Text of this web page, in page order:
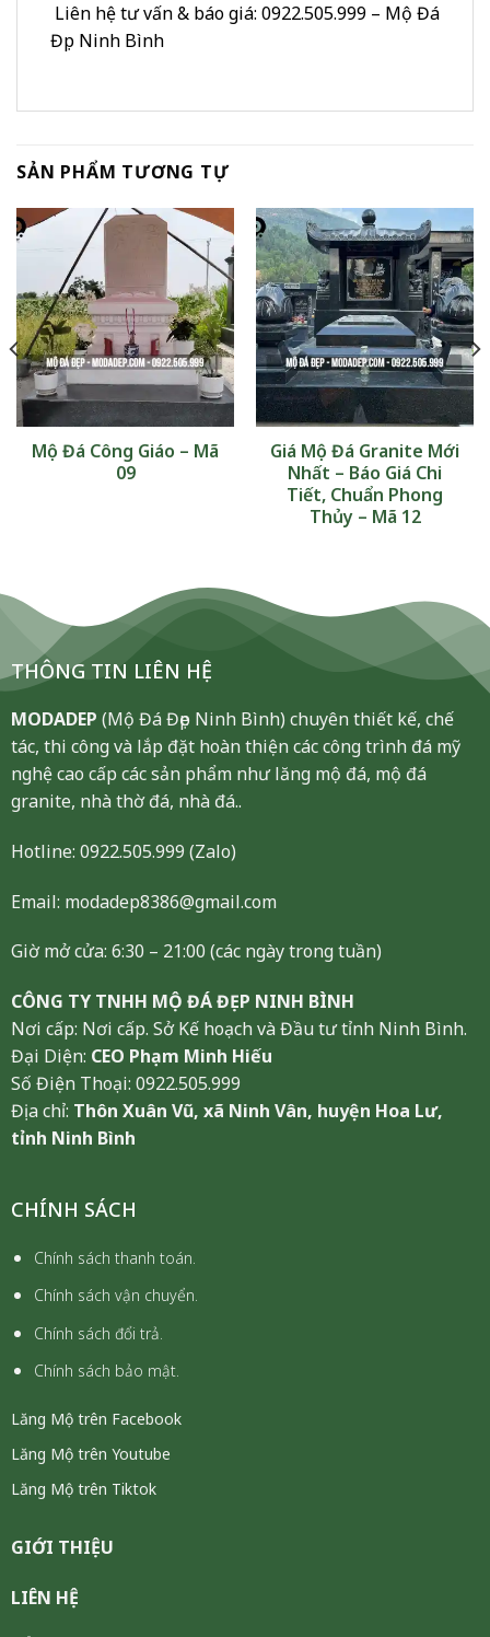
Liên hệ tư vấn & báo giá: 0922.505.999 – Mộ Đá
Đẹp Ninh Bình
SẢN PHẨM TƯƠNG TỰ
Mộ Đá Công Giáo – Mã
09
Giá Mộ Đá Granite Mới
Nhất – Báo Giá Chi
Tiết, Chuẩn Phong
Thủy – Mã 12
THÔNG TIN LIÊN HỆ
MODADEP (Mộ Đá Đẹp Ninh Bình) chuyên thiết kế, chế
tác, thi công và lắp đặt hoàn thiện các công trình đá mỹ
nghệ cao cấp các sản phẩm như lăng mộ đá, mộ đá
granite, nhà thờ đá, nhà đá..
Hotline: 0922.505.999 (Zalo)
Email: modadep8386@gmail.com
Giờ mở cửa: 6:30 – 21:00 (các ngày trong tuần)
CÔNG TY TNHH MỘ ĐÁ ĐẸP NINH BÌNH
Nơi cấp: Nơi cấp. Sở Kế hoạch và Đầu tư tỉnh Ninh Bình.
Đại Diện: CEO Phạm Minh Hiếu
Số Điện Thoại: 0922.505.999
Địa chỉ: Thôn Xuân Vũ, xã Ninh Vân, huyện Hoa Lư,
tỉnh Ninh Bình
CHÍNH SÁCH
Chính sách thanh toán.
Chính sách vận chuyển.
Chính sách đổi trả.
Chính sách bảo mật.
Lăng Mộ trên Facebook
Lăng Mộ trên Youtube
Lăng Mộ trên Tiktok
GIỚI THIỆU
LIÊN HỆ